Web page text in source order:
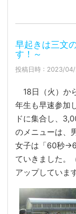
早起きは三文
す！～
投稿日時 : 2023/
18日（火）か
年生も早速参加
ドに集合し、
のメニューは、
女子は「60秒
ていきました。
アップしていま